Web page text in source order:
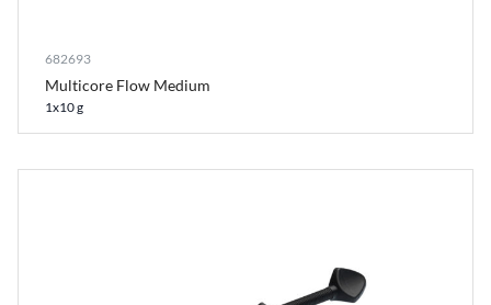
682693
Multicore Flow Medium
1x10 g